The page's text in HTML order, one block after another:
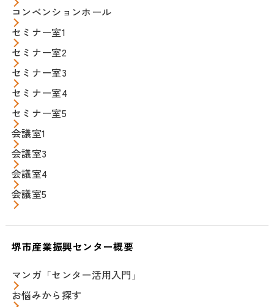
コンベンションホール
セミナー室1
セミナー室2
セミナー室3
セミナー室4
セミナー室5
会議室1
会議室3
会議室4
会議室5
堺市産業振興センター概要
マンガ「センター活用入門」
お悩みから探す